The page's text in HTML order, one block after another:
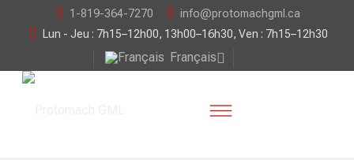
1-819-364-7270
info@protomachgml.ca
Lun - Jeu : 7h15–12h00, 13h00–16h30, Ven : 7h15–12h30
Français